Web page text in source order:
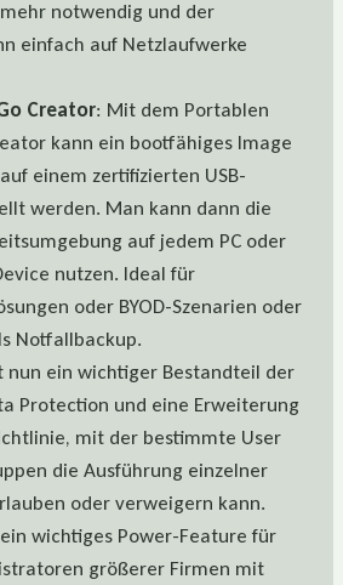
notwendig und der
einfach auf Netzlaufwerke
Creator: Mit dem Portablen
kann ein bootfähiges Image
einem zertifizierten USB-
werden. Man kann dann die
auf jedem PC oder
nutzen. Ideal für
oder BYOD-Szenarien oder
Notfallbackup.
nun ein wichtiger Bestandteil der
Protection und eine Erweiterung
mit der bestimmte User
die Ausführung einzelner
oder verweigern kann.
wichtiges Power-Feature für
größerer Firmen mit